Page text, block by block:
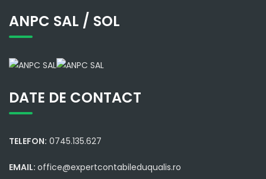
ANPC SAL / SOL
DATE DE CONTACT
TELEFON: 0745.135.627
EMAIL: office@expertcontabileduqualis.ro